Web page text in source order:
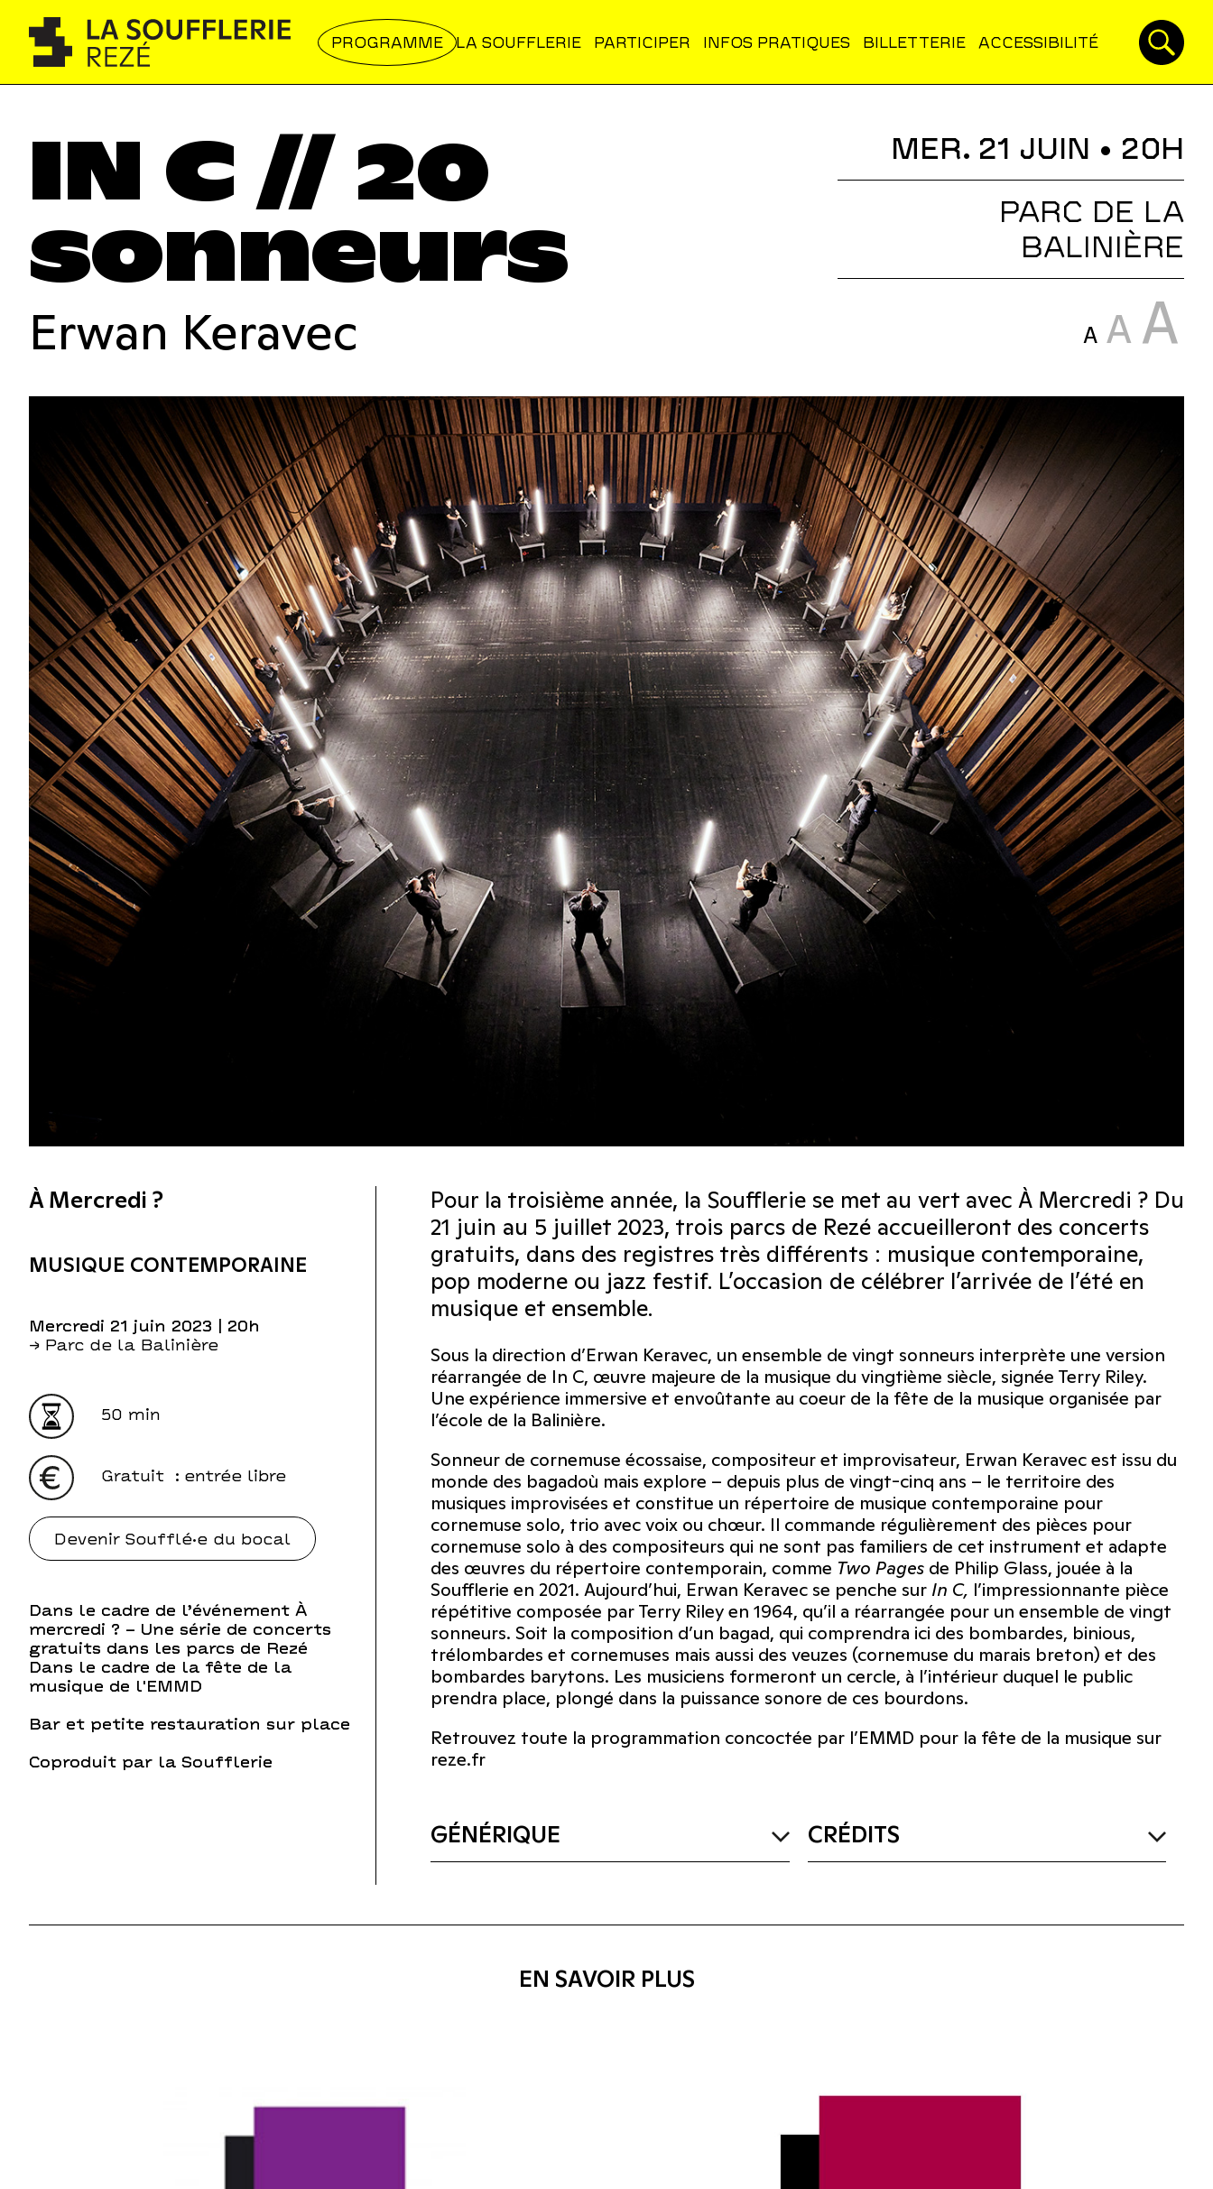
PROGRAMME LA SOUFFLERIE PARTICIPER INFOS PRATIQUES BILLETTERIE ACCESSIBILITÉ
IN C // 20
sonneurs
Erwan Keravec
MER. 21 JUIN • 20H
PARC DE LA
BALINIÈRE
A A A
À Mercredi ?
MUSIQUE CONTEMPORAINE
mercredi 21 juin 2023 | 20h
→ Parc de la Balinière
50 min
Gratuit : entrée libre
Devenir Soufflé·e du bocal
Dans le cadre de l’événement À
mercredi ? – Une série de concerts
gratuits dans les parcs de Rezé
Dans le cadre de la fête de la
musique de l'EMMD
Bar et petite restauration sur place
Coproduit par la Soufflerie
Pour la troisième année, la Soufflerie se met au vert avec À Mercredi ? Du
21 juin au 5 juillet 2023, trois parcs de Rezé accueilleront des concerts
gratuits, dans des registres très différents : musique contemporaine,
pop moderne ou jazz festif. L’occasion de célébrer l’arrivée de l’été en
musique et ensemble.
Sous la direction d’Erwan Keravec, un ensemble de vingt sonneurs interprète une version
réarrangée de In C, œuvre majeure de la musique du vingtième siècle, signée Terry Riley.
Une expérience immersive et envoûtante au coeur de la fête de la musique organisée par
l’école de la Balinière.
Sonneur de cornemuse écossaise, compositeur et improvisateur, Erwan Keravec est issu du
monde des bagadoù mais explore – depuis plus de vingt-cinq ans – le territoire des
musiques improvisées et constitue un répertoire de musique contemporaine pour
cornemuse solo, trio avec voix ou chœur. Il commande régulièrement des pièces pour
cornemuse solo à des compositeurs qui ne sont pas familiers de cet instrument et adapte
des œuvres du répertoire contemporain, comme Two Pages de Philip Glass, jouée à la
Soufflerie en 2021. Aujourd’hui, Erwan Keravec se penche sur In C, l’impressionnante pièce
répétitive composée par Terry Riley en 1964, qu’il a réarrangée pour un ensemble de vingt
sonneurs. Soit la composition d’un bagad, qui comprendra ici des bombardes, binious,
trélombardes et cornemuses mais aussi des veuzes (cornemuse du marais breton) et des
bombardes barytons. Les musiciens formeront un cercle, à l’intérieur duquel le public
prendra place, plongé dans la puissance sonore de ces bourdons.
Retrouvez toute la programmation concoctée par l’EMMD pour la fête de la musique sur
reze.fr
GÉNÉRIQUE CRÉDITS
EN SAVOIR PLUS